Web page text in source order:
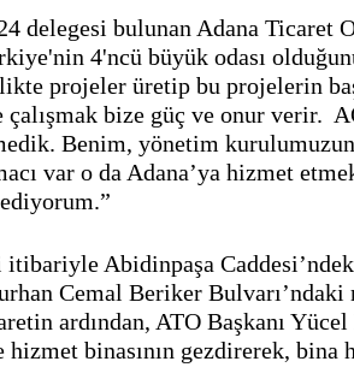
delegesi bulunan Adana Ticaret
4'ncü büyük odası
projeler üretip bu projelerin
çalışmak bize güç ve onur verir.
Benim, yönetim
var o da Adana’ya hizmet
itibariyle Abidinpaşa
Cemal Beriker
ardından, ATO Başkanı
hizmet binasının gezdirerek,